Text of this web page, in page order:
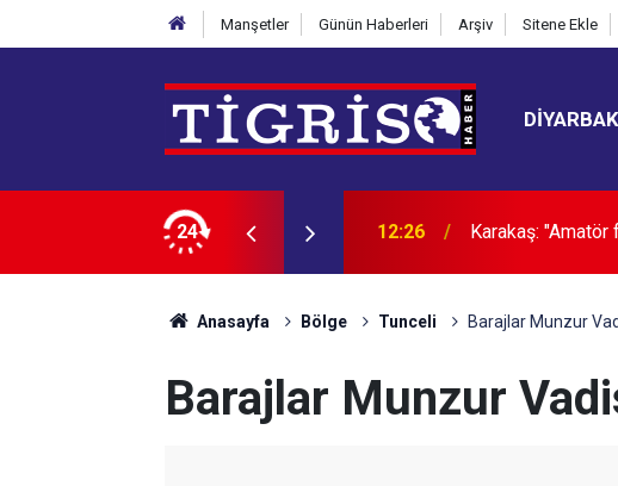
Manşetler Günün Haberleri Arşiv Sitene Ekle
24
dünya futbolu yok olur" 12:15 Sinemada yapay
Anasayfa Bölge Tunceli Barajlar Munzur
Barajlar Munzur